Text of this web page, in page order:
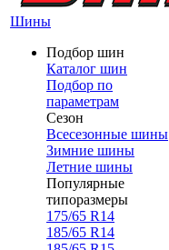
Шины
Подбор шин
Каталог шин
Подбор по
параметрам
Сезон
Всесезонные шины
Зимние шины
Летние шины
Популярные
типоразмеры
175/65 R14
185/65 R14